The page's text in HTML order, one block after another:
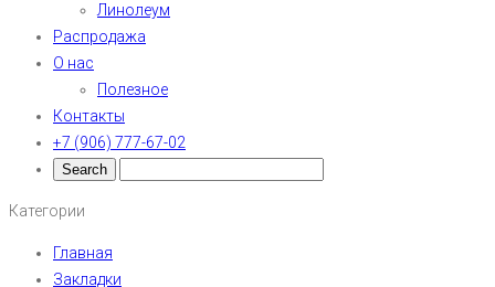
Линолеум
Распродажа
О нас
Полезное
Контакты
+7 (906) 777-67-02
Категории
Главная
Закладки